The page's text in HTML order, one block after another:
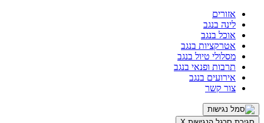
אזורים
לינה בנגב
אוכל בנגב
אטרקציות בנגב
מסלולי טיול בנגב
תרבות ופנאי בנגב
אירועים בנגב
צור קשר